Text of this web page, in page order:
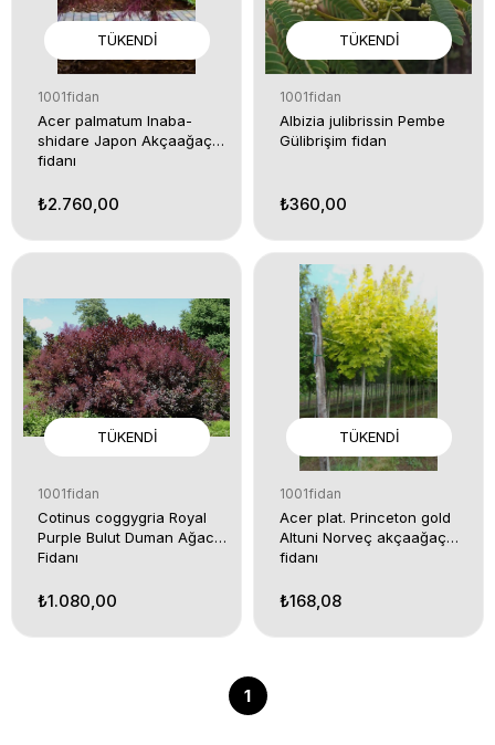
TÜKENDI
1001fidan
Acer palmatum Inaba-
shidare Japon Akçaağaç
fidanı
₺2.760,00
TÜKENDI
1001fidan
Albizia julibrissin Pembe
Gülibrişim fidan
₺360,00
TÜKENDI
1001fidan
Cotinus coggygria Royal
Purple Bulut Duman Ağacı
Fidanı
₺1.080,00
TÜKENDI
1001fidan
Acer plat. Princeton gold
Altuni Norveç akçaağaç
fidanı
₺168,08
1